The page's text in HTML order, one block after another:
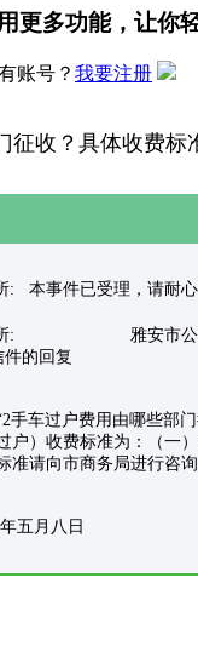
更多功能，让你
账号？ 我要注册
征收？具体收费标
: 本事件已受理，请耐
车管所: 雅安市公安
回复
车过户费用由哪些部
）收费标准为：（一
请向市商务局进行咨询
八日